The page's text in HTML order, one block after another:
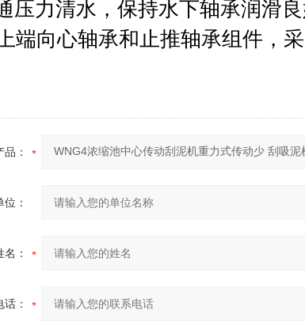
压力清水，保持水下轴承润滑良
端向心轴承和止推轴承组件，
品：
：
：
：